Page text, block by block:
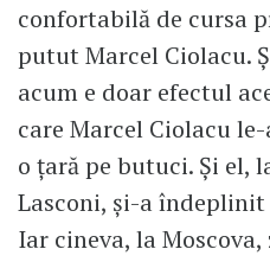
confortabilă de cursa
putut Marcel Ciolacu.
acum e doar efectul
care Marcel Ciolacu
o țară pe butuci. Și el,
Lasconi, și-a îndeplinit
Iar cineva, la Moscova,